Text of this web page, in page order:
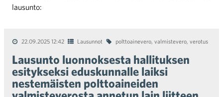
lausunto:
22.09.2025 12:42 Lausunnot polttoainevero, valmistevero, verotus
Lausunto luonnoksesta hallituksen
esitykseksi eduskunnalle laiksi
nestemäisten polttoaineiden